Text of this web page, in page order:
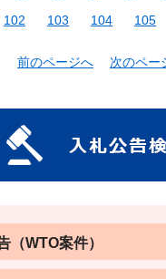
102
103 104 105
前のページへ 次のペー
（WTO案件）